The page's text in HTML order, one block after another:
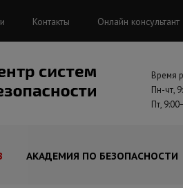
Контакты Онлайн консультант
Время
Пн-чт,
Пт,
АКАДЕМИЯ ПО БЕЗОПАСНОСТИ